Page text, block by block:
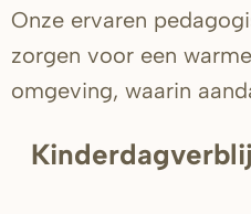
Onze ervaren
zorgen voor een
omgeving, waarin